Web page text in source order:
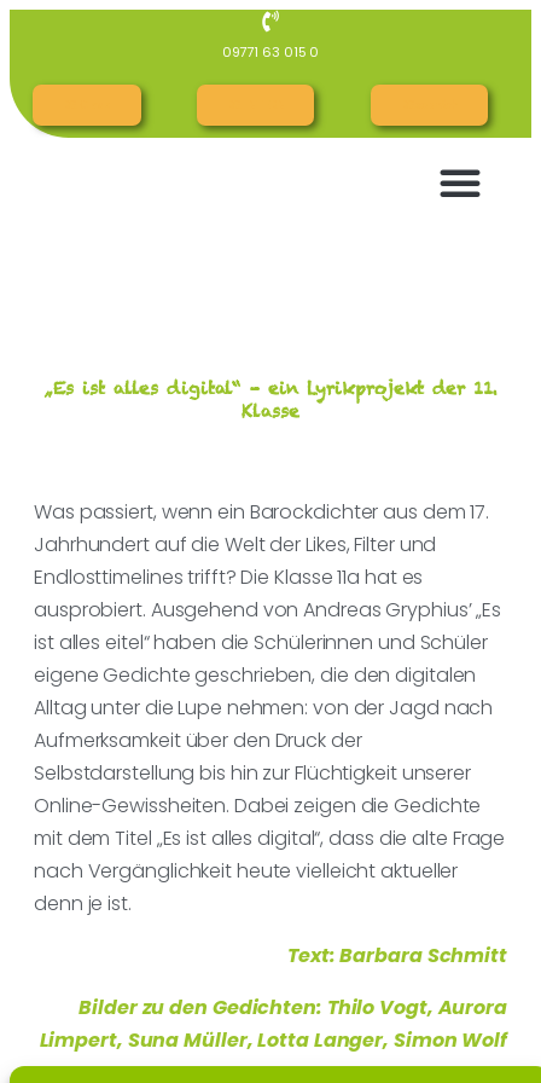
09771 63 015 0
„Es ist alles digital“ – ein Lyrikprojekt der 11.
Klasse
Was passiert, wenn ein Barockdichter aus dem 17.
Jahrhundert auf die Welt der Likes, Filter und
Endlosttimelines trifft? Die Klasse 11a hat es
ausprobiert. Ausgehend von Andreas Gryphius’ „Es
ist alles eitel“ haben die Schülerinnen und Schüler
eigene Gedichte geschrieben, die den digitalen
Alltag unter die Lupe nehmen: von der Jagd nach
Aufmerksamkeit über den Druck der
Selbstdarstellung bis hin zur Flüchtigkeit unserer
Online-Gewissheiten. Dabei zeigen die Gedichte
mit dem Titel „Es ist alles digital“, dass die alte Frage
nach Vergänglichkeit heute vielleicht aktueller
denn je ist.
Text: Barbara Schmitt
Bilder zu den Gedichten: Thilo Vogt, Aurora
Limpert, Suna Müller, Lotta Langer, Simon Wolf